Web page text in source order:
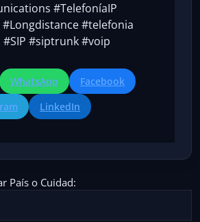
#TelefoníaIP
#Longdistance #telefonia
#siptrunk #voip
WhatsApp
Facebook
LinkedIn
País o Cuidad: